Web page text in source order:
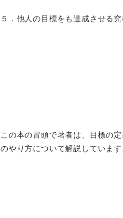
５．他人の目標をも達成させる
この本の冒頭で著者は、 目標の
のやり方について解説しています